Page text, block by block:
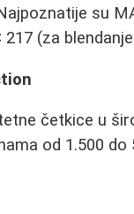
su
(za
četkice u
od 1.500 do